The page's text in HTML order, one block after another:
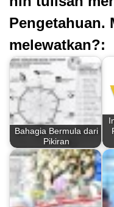
Pengetahuan.
melewatkan?:
Bahagia Bermula dari
Pikiran